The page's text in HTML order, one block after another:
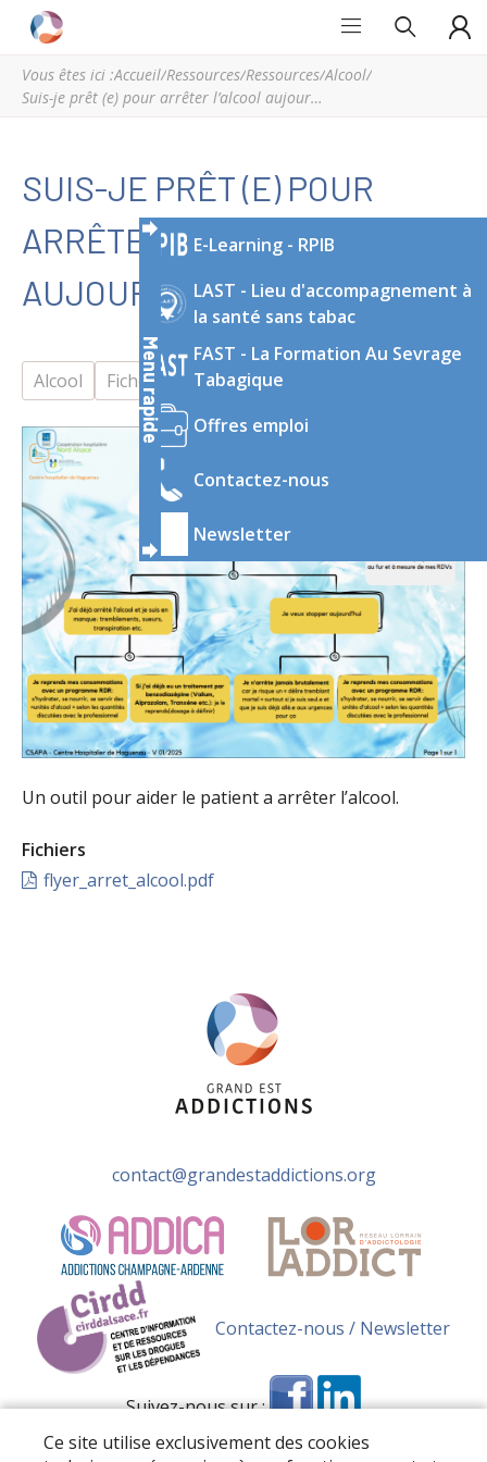
Est
Addictions
régional
de
en
addictologie
du
Est
Menu rapide
E-Learning - RPIB
LAST - Lieu d'accompagnement à
la santé sans tabac
FAST - La Formation Au Sevrage
Tabagique
Offres emploi
Contactez-nous
Newsletter
Vous êtes ici :Accueil/Ressources/Ressources/Alcool/
Suis-je prêt (e) pour arrêter l’alcool aujourd’hui ?
SUIS-JE PRÊT (E) POUR
ARRÊTER L’ALCOOL
AUJOURD’HUI ?
Alcool Fiche outil
Un outil pour aider le patient a arrêter l’alcool.
Fichiers
flyer_arret_alcool.pdf
contact@grandestaddictions.org
Contactez-nous / Newsletter
Suivez-nous sur :
Ce site utilise exclusivement des cookies